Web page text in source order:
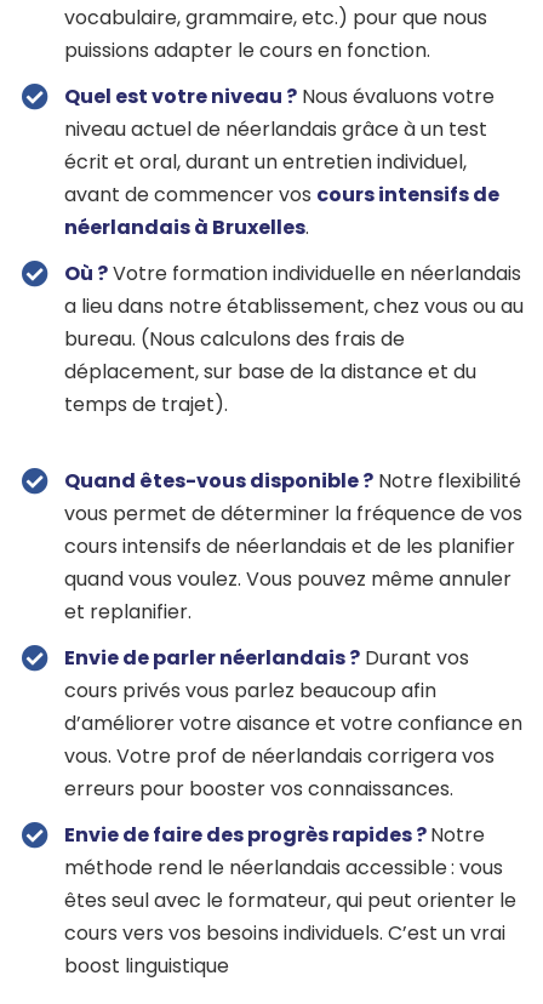
vocabulaire, grammaire, etc.) pour que nous
puissions adapter le cours en fonction.
Quel est votre niveau ? Nous évaluons votre
niveau actuel de néerlandais grâce à un test
écrit et oral, durant un entretien individuel,
avant de commencer vos cours intensifs de
néerlandais à Bruxelles.
Où ?Votre formation individuelle en néerlandais
a lieu dans notre établissement, chez vous ou au
bureau. (Nous calculons des frais de
déplacement, sur base de la distance et du
temps de trajet).
Quand êtes-vous disponible ? Notre flexibilité
vous permet de déterminer la fréquence de vos
cours intensifs de néerlandais et de les planifier
quand vous voulez. Vous pouvez même annuler
et replanifier.
Envie de parler néerlandais ? Durant vos
cours privés vous parlez beaucoup afin
d’améliorer votre aisance et votre confiance en
vous. Votre prof de néerlandais corrigera vos
erreurs pour booster vos connaissances.
Envie de faire des progrès rapides ?Notre
méthode rend le néerlandais accessible: vous
êtes seul avec le formateur, qui peut orienter le
cours vers vos besoins individuels. C’est un vrai
boost linguistique